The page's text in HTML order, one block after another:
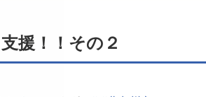
援！！その２